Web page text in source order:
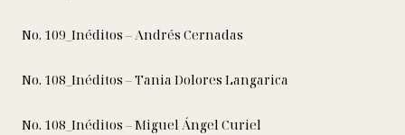
No. 109_Inéditos – Andrés Cernadas
No. 108_Inéditos – Tania Dolores Langarica
No. 108_Inéditos – Miguel Ángel Curiel